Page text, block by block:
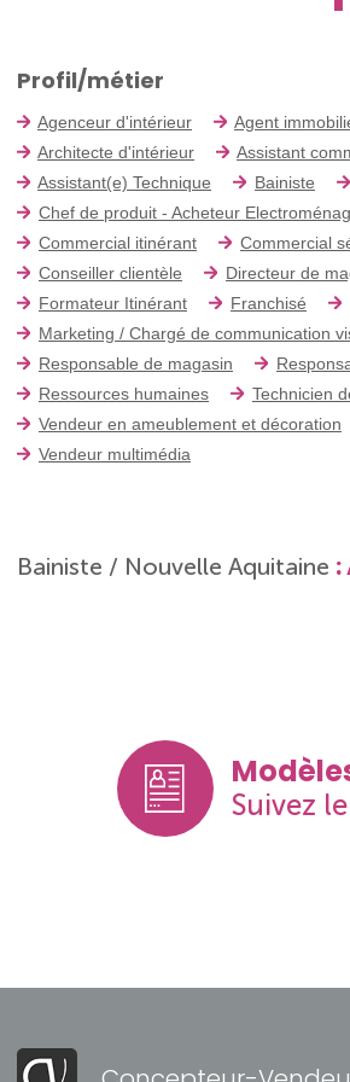
Profil/métier
Agenceur d'intérieur Agent
Architecte d'intérieur
Assistant
Assistant(e) Technique
Bainiste
Chef de produit - Acheteur
Commercial itinérant
Commercial
Conseiller clientèle
Directeur de
Formateur Itinérant
Franchisé
Marketing / Chargé de communication
Responsable de magasin
Ressources humaines
Technicien
Vendeur en ameublement et décoration
Vendeur multimédia
Bainiste / Nouvelle Aquitaine
Suivez